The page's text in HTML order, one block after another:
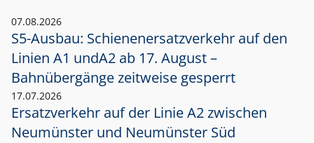
07.08.2026
S5-Ausbau: Schienenersatzverkehr auf den
Linien A1 undA2 ab 17. August –
Bahnübergänge zeitweise gesperrt
17.07.2026
Ersatzverkehr auf der Linie A2 zwischen
Neumünster und Neumünster Süd